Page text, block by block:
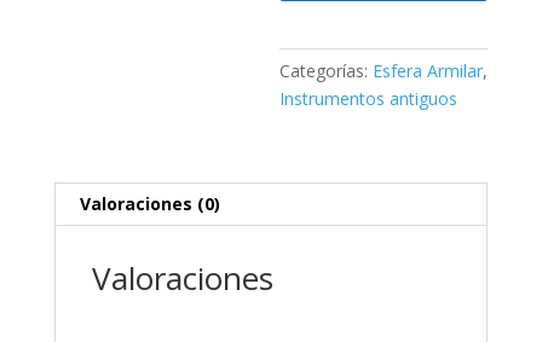
Categorías: Esfera Armilar,
Instrumentos antiguos
Valoraciones (0)
Valoraciones